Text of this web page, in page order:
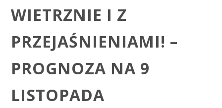
WIETRZNIE I Z
PRZEJAŚNIENIAMI! –
PROGNOZA NA 9
LISTOPADA